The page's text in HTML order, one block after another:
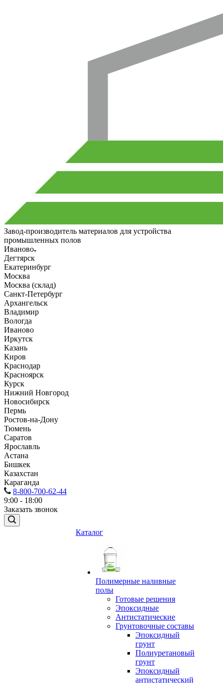
Завод-производитель материалов для устройства
промышленных полов
Иваново
Дегтярск
Екатеринбург
Москва
Москва (склад)
Санкт-Петербург
Архангельск
Владимир
Вологда
Иваново
Иркутск
Казань
Киров
Краснодар
Красноярск
Курск
Нижний Новгород
Новосибирск
Пермь
Ростов-на-Дону
Тюмень
Саратов
Ярославль
Астана
Бишкек
Казахстан
Караганда
8-800-700-62-44
9:00 - 18:00
Заказать звонок
Каталог
Полимерные наливные
полы
Готовые решения
Эпоксидные
Антистатические
Грунтовочные составы
Эпоксидный
грунт
Полиуретановый
грунт
Эпоксидный
антистатический